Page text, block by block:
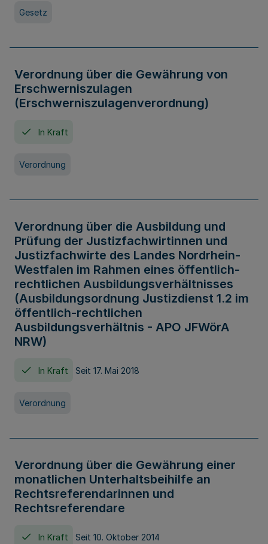
Gesetz
Verordnung über die Gewährung von
Erschwerniszulagen
(Erschwerniszulagenverordnung)
In Kraft
Verordnung
Verordnung über die Ausbildung und
Prüfung der Justizfachwirtinnen und
Justizfachwirte des Landes Nordrhein-
Westfalen im Rahmen eines öffentlich-
rechtlichen Ausbildungsverhältnisses
(Ausbildungsordnung Justizdienst 1.2 im
öffentlich-rechtlichen
Ausbildungsverhältnis - APO JFWörA
NRW)
In Kraft Seit 17. Mai 2018
Verordnung
Verordnung über die Gewährung einer
monatlichen Unterhaltsbeihilfe an
Rechtsreferendarinnen und
Rechtsreferendare
In Kraft Seit 10. Oktober 2014